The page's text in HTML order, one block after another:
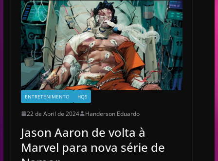
ENTRETENIMENTO HQS
22 de Abril de 2024 Handerson Eduardo
Jason Aaron de volta à
Marvel para nova série de